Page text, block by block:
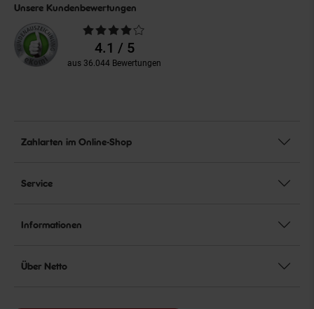
Unsere Kundenbewertungen
Durchschnittliche
Bewertungen4.1 / 5
aus 36.044 Bewertungen
Zahlarten im Online-Shop
Service
Informationen
Über Netto